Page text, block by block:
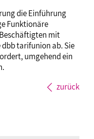
die Einführung
Funktionäre
mit
tarifunion ab. Sie
umgehend ein
zurück